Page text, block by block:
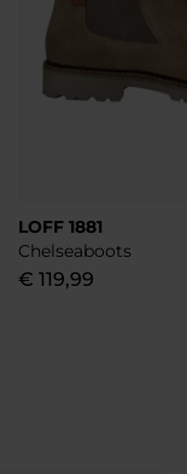
LOFF 1881
Chelseaboots
€ 119,99